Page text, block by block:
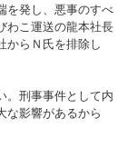
を発し、悪事のすべ
わこ運送の龍本社長
からＮ氏を排除し
。刑事事件として内
な影響があるから